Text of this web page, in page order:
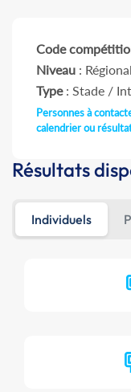
Code
Niveau : Régional
Type: Stade /
Personnes à
calendrier ou
Résultats
Individuels